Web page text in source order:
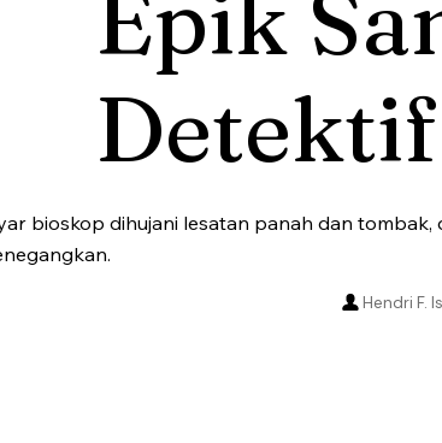
Detektif
bioskop dihujani lesatan panah dan
Hendri F.